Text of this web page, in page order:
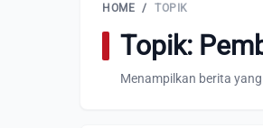
HOME / TOPIK
Topik:
Menampilkan berita